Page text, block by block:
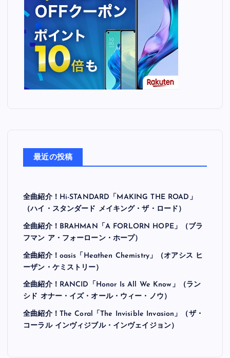
最近の投稿
全曲紹介！Hi-STANDARD「MAKING THE ROAD」
（ハイ・スタンダード メイキング・ザ・ロード）
全曲紹介！BRAHMAN「A FORLORN HOPE」（ブラ
フマン ア・フォーローン・ホープ）
全曲紹介！oasis「Heathen Chemistry」（オアシス ヒ
ーザン・ケミストリー）
全曲紹介！RANCID「Honor Is All We Know」（ラン
シド オナー・イズ・オール・ウィー・ノウ）
全曲紹介！The Coral「The Invisible Invasion」（ザ・
コーラル インヴィジブル・インヴェイジョン）